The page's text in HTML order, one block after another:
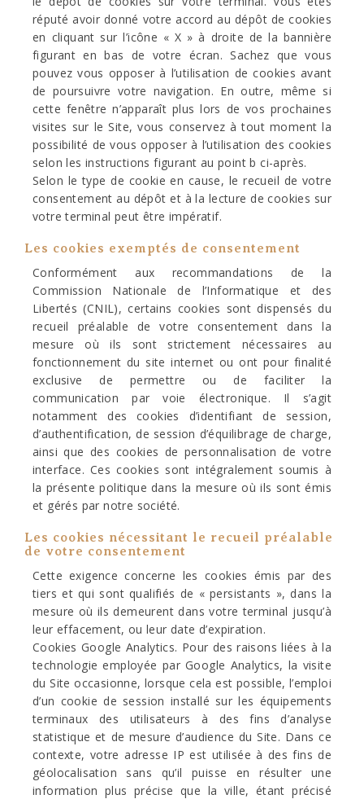
réputé avoir donné votre accord au dépôt de cookies
en cliquant sur l’icône « X » à droite de la bannière
figurant en bas de votre écran. Sachez que vous
pouvez vous opposer à l’utilisation de cookies avant
de poursuivre votre navigation. En outre, même si
cette fenêtre n’apparaît plus lors de vos prochaines
visites sur le Site, vous conservez à tout moment la
possibilité de vous opposer à l’utilisation des cookies
selon les instructions figurant au point b ci-après.
Selon le type de cookie en cause, le recueil de votre
consentement au dépôt et à la lecture de cookies sur
votre terminal peut être impératif.
Les cookies exemptés de consentement
Conformément aux recommandations de la
Commission Nationale de l’Informatique et des
Libertés (CNIL), certains cookies sont dispensés du
recueil préalable de votre consentement dans la
mesure où ils sont strictement nécessaires au
fonctionnement du site internet ou ont pour finalité
exclusive de permettre ou de faciliter la
communication par voie électronique. Il s’agit
notamment des cookies d’identifiant de session,
d’authentification, de session d’équilibrage de charge,
ainsi que des cookies de personnalisation de votre
interface. Ces cookies sont intégralement soumis à
la présente politique dans la mesure où ils sont émis
et gérés par notre société.
Les cookies nécessitant le recueil préalable
de votre consentement
Cette exigence concerne les cookies émis par des
tiers et qui sont qualifiés de « persistants », dans la
mesure où ils demeurent dans votre terminal jusqu’à
leur effacement, ou leur date d’expiration.
Cookies Google Analytics. Pour des raisons liées à la
technologie employée par Google Analytics, la visite
du Site occasionne, lorsque cela est possible, l’emploi
d’un cookie de session installé sur les équipements
terminaux des utilisateurs à des fins d’analyse
statistique et de mesure d’audience du Site. Dans ce
contexte, votre adresse IP est utilisée à des fins de
géolocalisation sans qu’il puisse en résulter une
information plus précise que la ville, étant précisé